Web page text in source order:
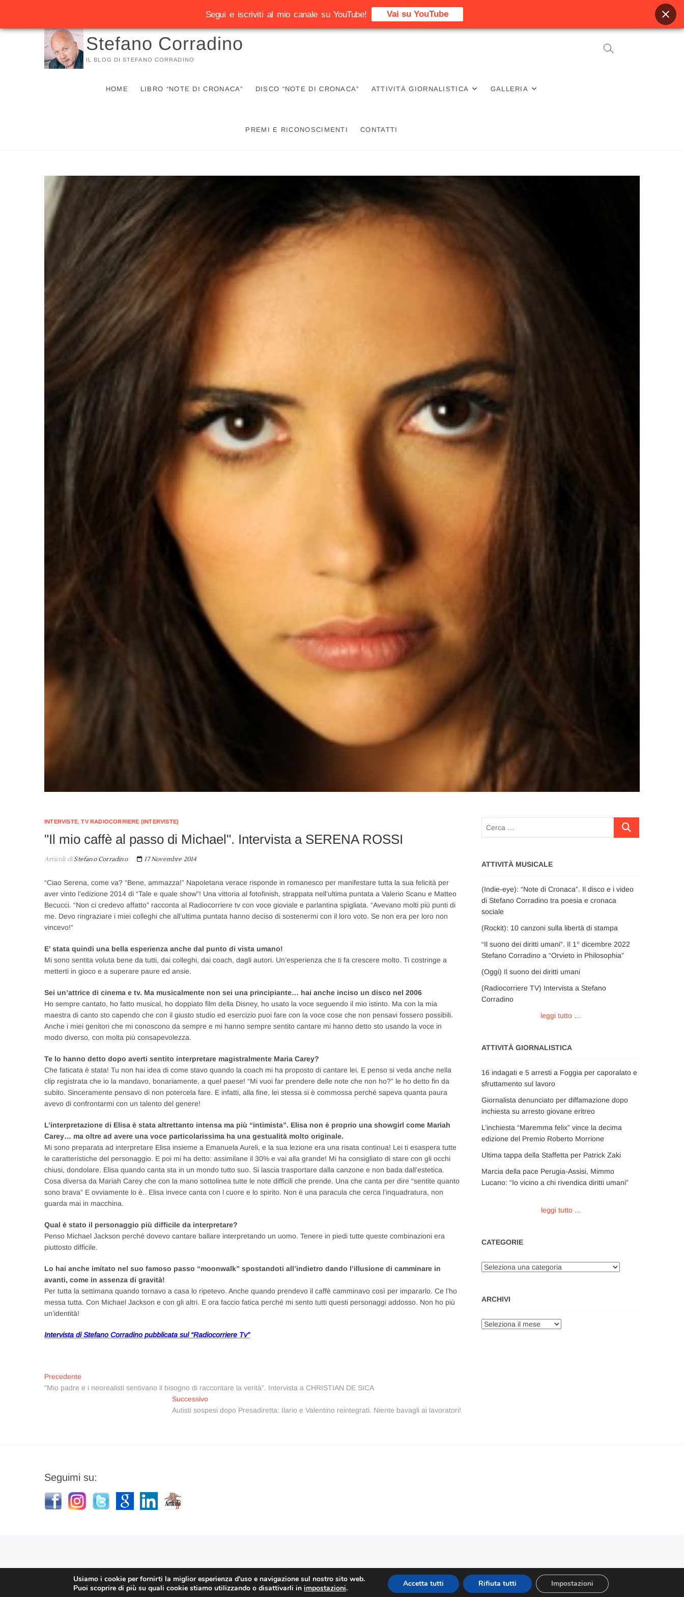
Vai
Stefano Corradino
IL BLOG DI STEFANO CORRADINO
HOME LIBRO “NOTE DI CRONACA” DISCO “NOTE DI CRONACA” ATTIVITÀ GIORNALISTICA GALLERIA
PREMI E RICONOSCIMENTI CONTATTI
INTERVISTE,TV RADIOCORRIERE (INTERVISTE)
"Il mio caffè al passo di Michael". Intervista a SERENA ROSSI
Articoli diStefano Corradino 17 Novembre 2014
“Ciao Serena, come va? “Bene, ammazza!” Napoletana verace risponde in romanesco per manifestare tutta la sua felicità per
aver vinto l’edizione 2014 di “Tale e quale show”! Una vittoria al fotofinish, strappata nell’ultima puntata a Valerio Scanu e Matteo
Becucci. “Non ci credevo affatto” racconta al Radiocorriere tv con voce gioviale e parlantina spigliata. “Avevano molti più punti di
me. Devo ringraziare i miei colleghi che all’ultima puntata hanno deciso di sostenermi con il loro voto. Se non era per loro non
vincevo!”
E’ stata quindi una bella esperienza anche dal punto di vista umano!
Mi sono sentita voluta bene da tutti, dai colleghi, dai coach, dagli autori. Un’esperienza che ti fa crescere molto. Ti costringe a
metterti in gioco e a superare paure ed ansie.
Sei un’attrice di cinema e tv. Ma musicalmente non sei una principiante… hai anche inciso un disco nel 2006
Ho sempre cantato, ho fatto musical, ho doppiato film della Disney, ho usato la voce seguendo il mio istinto. Ma con la mia
maestra di canto sto capendo che con il giusto studio ed esercizio puoi fare con la voce cose che non pensavi fossero possibili.
Anche i miei genitori che mi conoscono da sempre e mi hanno sempre sentito cantare mi hanno detto sto usando la voce in
modo diverso, con molta più consapevolezza.
Te lo hanno detto dopo averti sentito interpretare magistralmente Maria Carey?
Che faticata è stata! Tu non hai idea di come stavo quando la coach mi ha proposto di cantare lei. E penso si veda anche nella
clip registrata che io la mandavo, bonariamente, a quel paese! “Mi vuoi far prendere delle note che non ho?” le ho detto fin da
subito. Sinceramente pensavo di non potercela fare. E infatti, alla fine, lei stessa si è commossa perché sapeva quanta paura
avevo di confrontarmi con un talento del genere!
L’interpretazione di Elisa è stata altrettanto intensa ma più “intimista”. Elisa non è proprio una showgirl come Mariah
Carey… ma oltre ad avere una voce particolarissima ha una gestualità molto originale.
Mi sono preparata ad interpretare Elisa insieme a Emanuela Aureli, e la sua lezione era una risata continua! Lei ti esaspera tutte
le caratteristiche del personaggio. E poi mi ha detto: assimilane il 30% e vai alla grande! Mi ha consigliato di stare con gli occhi
chiusi, dondolare. Elisa quando canta sta in un mondo tutto suo. Si lascia trasportare dalla canzone e non bada dall’estetica.
Cosa diversa da Mariah Carey che con la mano sottolinea tutte le note difficili che prende. Una che canta per dire “sentite quanto
sono brava” E ovviamente lo è.. Elisa invece canta con l cuore e lo spirito. Non è una paracula che cerca l’inquadratura, non
guarda mai in macchina.
Qual è stato il personaggio più difficile da interpretare?
Penso Michael Jackson perché dovevo cantare ballare interpretando un uomo. Tenere in piedi tutte queste combinazioni era
piuttosto difficile.
Lo hai anche imitato nel suo famoso passo “moonwalk” spostandoti all’indietro dando l’illusione di camminare in
avanti, come in assenza di gravità!
Per tutta la settimana quando tornavo a casa lo ripetevo. Anche quando prendevo il caffè camminavo così per impararlo. Ce l’ho
messa tutta. Con Michael Jackson e con gli altri. E ora faccio fatica perché mi sento tutti questi personaggi addosso. Non ho più
un’identità!
Intervista di Stefano Corradino pubblicata sul “Radiocorriere Tv”
Navigazione
articoli
Precedente
precedente:
"Mio padre e i neorealisti sentivano il bisogno di raccontare la verità". Intervista a CHRISTIAN DE SICA
SuccessivoArticolo
successivo:
Autisti sospesi dopo Presadiretta: Ilario e Valentino reintegrati. Niente bavagli ai lavoratori!
Cerca
ATTIVITÀ MUSICALE
(Indie-eye): “Note di Cronaca”. Il disco e i video
di Stefano Corradino tra poesia e cronaca
sociale
(Rockit): 10 canzoni sulla libertà di stampa
“Il suono dei diritti umani”. Il 1° dicembre 2022
Stefano Corradino a “Orvieto in Philosophia”
(Oggi) Il suono dei diritti umani
(Radiocorriere TV) Intervista a Stefano
Corradino
leggi tutto …
ATTIVITÀ GIORNALISTICA
16 indagati e 5 arresti a Foggia per caporalato e
sfruttamento sul lavoro
Giornalista denunciato per diffamazione dopo
inchiesta su arresto giovane eritreo
L’inchiesta “Maremma felix” vince la decima
edizione del Premio Roberto Morrione
Ultima tappa della Staffetta per Patrick Zaki
Marcia della pace Perugia-Assisi, Mimmo
Lucano: “Io vicino a chi rivendica diritti umani”
leggi tutto ...
CATEGORIE
Categorie
ARCHIVI
Archivi
Seguimi su:
Segui e iscriviti al mio canale su YouTube! Vai su YouTube
Usiamo i cookie per fornirti la miglior esperienza d'uso e navigazione sul nostro sito web.
Puoi scoprire di più su quali cookie stiamo utilizzando o disattivarli inimpostazioni. Accetta tutti Rifiuta tutti Impostazioni